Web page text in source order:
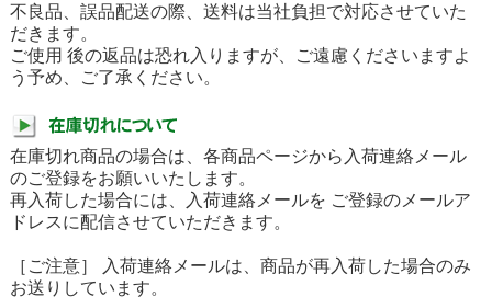
不良品、誤品配送の際、送料は当社負担で対応させていた
だきます。
ご使用 後の返品は恐れ入りますが、ご遠慮くださいますよ
う予め、ご了承ください。
在庫切れ商品の場合は、各商品ページから入荷連絡メール
のご登録をお願いいたします。
再入荷した場合には、入荷連絡メールを ご登録のメールア
ドレスに配信させていただきます。
［ご注意］ 入荷連絡メールは、商品が再入荷した場合のみ
お送りしています。